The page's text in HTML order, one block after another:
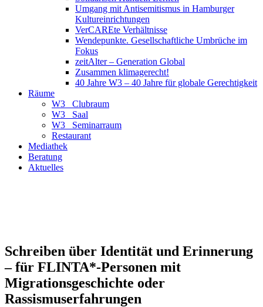
Umgang mit Antisemitismus in Hamburger
Kultureinrichtungen
VerCAREte Verhältnisse
Wendepunkte. Gesellschaftliche Umbrüche im
Fokus
zeitAlter – Generation Global
Zusammen klimagerecht!
40 Jahre W3 – 40 Jahre für globale Gerechtigkeit
Räume
W3_ Clubraum
W3_ Saal
W3_ Seminarraum
Restaurant
Mediathek
Beratung
Aktuelles
Schreiben über Identität und Erinnerung
– für FLINTA*-Personen mit
Migrationsgeschichte oder
Rassismuserfahrungen